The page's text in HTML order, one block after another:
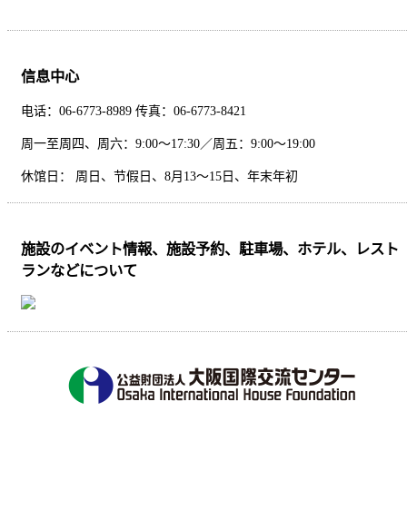
信息中心
电话：06-6773-8989 传真：06-6773-8421
周一至周四、周六：9:00～17:30／周五：9:00～19:00
休馆日： 周日、节假日、8月13～15日、年末年初
施設のイベント情報、施設予約、駐車場、ホテル、レスト
ランなどについて